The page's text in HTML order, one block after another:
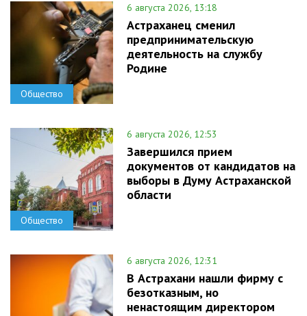
Общество
6 августа 2026, 13:18
Астраханец сменил
предпринимательскую
деятельность на службу
Родине
Общество
6 августа 2026, 12:53
Завершился прием
документов от кандидатов на
выборы в Думу Астраханской
области
6 августа 2026, 12:31
В Астрахани нашли фирму с
безотказным, но
ненастоящим директором